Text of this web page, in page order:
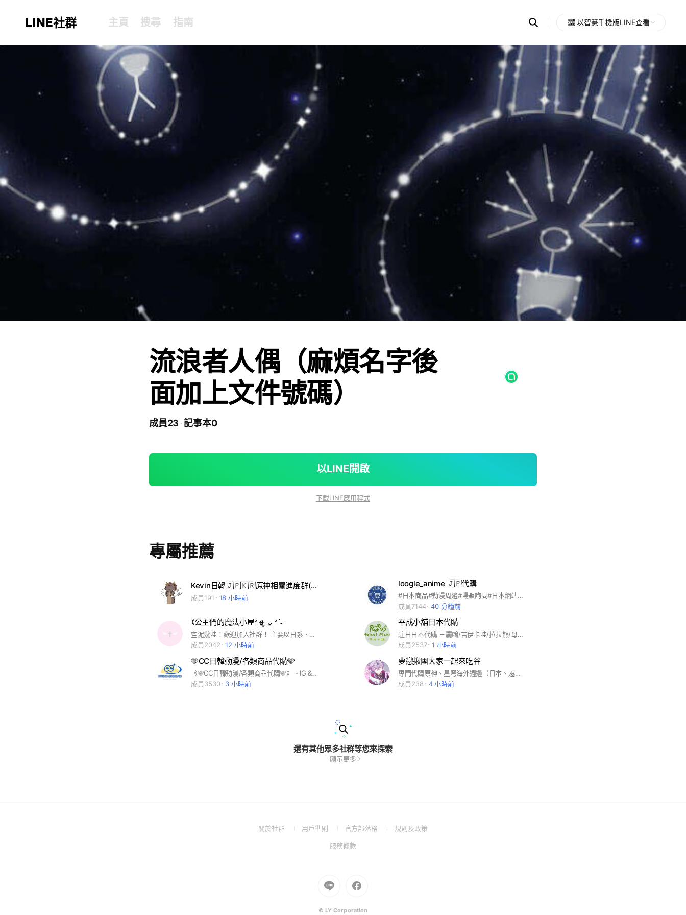
LINE社群 主頁 搜尋 指南 Search
OpenChats
messages
search
以智慧手機版LINE查看
流浪者人偶（麻煩名字後
面加上文件號碼）
成員23 記事本0
以LINE開啟
下載LINE應用程式
專屬推薦
Kevin日韓🇯🇵🇰🇷原神相關進度群(主群)
成員191 18 小時前
loogle_anime 🇯🇵代購
#日本商品#動漫周邊#場販詢問#日本網站代買 週末國定假日休息不出貨
成員7144
40 分鐘前
ꉂ公主們的魔法小屋ᐡ ɞ̴̶̷ ̫ ᴗ̤ ᐡˊ˗
空泥幾哇！歡迎加入社群！ 主要以日系、韓系的東西為主՞ ̳o̴̶̷̤ ̫ o̴̶̷̤ ̳՞ 有開放日牌的Rojita專區o̴̶̷ ̫ o̴̶̷‪‪ *大多為平替*（請注意！ 當初是為了學生群 但是又想買漂亮衣服才開的 介意勿購買！） （也可以代購淘寶、拼多多、鹹魚等） #地雷系 #日系衣服 #韓系衣服 #波點衣服 #天使衣服 #宅萌衣服 還有很多東西！歡迎公主們進來把寶貝帶走！ᐡ ɞ̴̶̷ ̫ ᴗ̤ ᐡ
成員2042
12 小時前
平成小舖日本代購
駐日日本代購 三麗鷗/吉伊卡哇/拉拉熊/母嬰/零食/可愛小物 媽咪們別加錯群組👉「日本母嬰代購媽咪群」要按對呦～不然看不到連線照片 退出群組後將無法再次加入 不歡迎喊喊哥姐媽/盜圖
成員2537
1 小時前
🩵CC日韓動漫/各類商品代購🩵
《🩵CC日韓動漫/各類商品代購🩵》 - IG &Threads請搜尋🔍 : ccc.anim - 付款方式：本店總訂單金額$2000元以下提供「全額貨付」方便大家選購，若達$2000元以上需預先支付半額訂金🙏🏻 （部分特定團請依貼文付款方式為主） - 由我和老幫手共同經營回覆，有想開團的商品都歡迎詢問喔🍀！！ - 群內長期開通販、現地連線不定時飛🇰🇷🇯🇵✈️⮑ 歡迎大家加入選購🥰✨ - #美妝 #三麗鷗 #卡套 #娃包 #周邊收納 #相卡代印 #BL #一番賞 #日雜 #零食 #痛包 #扭蛋 少女漫畫 #吉伊卡哇 #專輯 #PLAVE💙💜🩷❤️🖤 #排球少年 #GIVEN被贈與的未來 #地縛少年花子君 #鬼滅之刃 #薰香花朵凜然綻放 #藍色監獄 #入間同學入魔了 #防風少年 #怪獸8號 #我的英雄學院 #櫻蘭高校男公關部 #名偵探柯南 #光逝去的夏天 #JUMPSHOP #葬送的芙莉蓮 #咒術迴戰 #黑執事 #只想告訴你 #ALIENSTAGE #坂本日常 #家庭教師 #失憶投捕 #惡靈剋星 #極樂街 #夏日友人帳 #東京復仇者 #暗殺教室 #藥師少女的獨語 #gachiakuta #少女漫畫
成員3530
3 小時前
夢戀揪團大家一起來吃谷
專門代購原神、星穹海外週邊（日本、越南、馬來西亞、微店）
成員238
4 小時前
還有其他眾多社群等您來探索
顯示更多
關於社群
(Open用戶準則
(Open
a
官方部落格
(Open規則及政策(Open
服務條款(Open
window)
Go
to
(Open
Go
to
(Open
© LY Corporation